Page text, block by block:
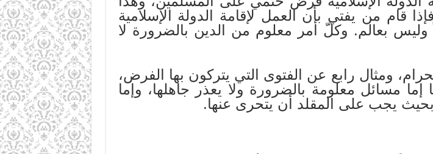
قام من يفتي بأن العمل لإقامة الدولة الإسلامية
بعالم. وكلّ أمر معلوم من الدين بالضرورة لا
ومثال رابع عن الفتوى التي يتركون بها الفرض،
إما مسائل معلومة بالضرورة ولا يعذر جاهلها، وإما
يجب على المقلد أن يتحرى عنها.